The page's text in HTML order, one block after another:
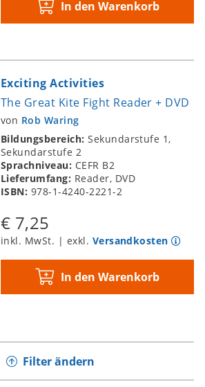
In den Warenkorb
Exciting Activities
The Great Kite Fight Reader + DVD
von Rob Waring
Bildungsbereich:Sekundarstufe 1,
Sekundarstufe 2
Sprachniveau: CEFR B2
Lieferumfang: Reader, DVD
ISBN: 978-1-4240-2221-2
€ 7,25
inkl. MwSt. | exkl. Versandkosten
In den Warenkorb
Filter ändern